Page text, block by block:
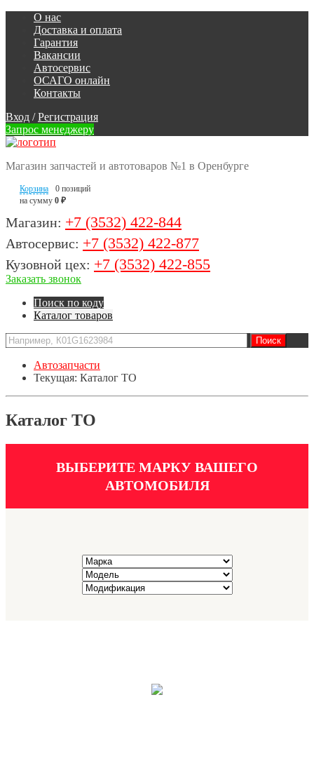
О нас
Доставка и оплата
Гарантия
Вакансии
Автосервис
ОСАГО онлайн
Контакты
Вход / Регистрация
Запрос менеджеру
Магазин запчастей и автотоваров №1 в Оренбурге
Корзина
0 позиций
на сумму 0 ₽
Магазин: +7 (3532) 422-844
Автосервис: +7 (3532) 422-877
Кузовной цех: +7 (3532) 422-855
Заказать звонок
Поиск по коду
Каталог товаров
Автозапчасти
Текущая: Каталог ТО
Каталог ТО
ВЫБЕРИТЕ МАРКУ ВАШЕГО
АВТОМОБИЛЯ